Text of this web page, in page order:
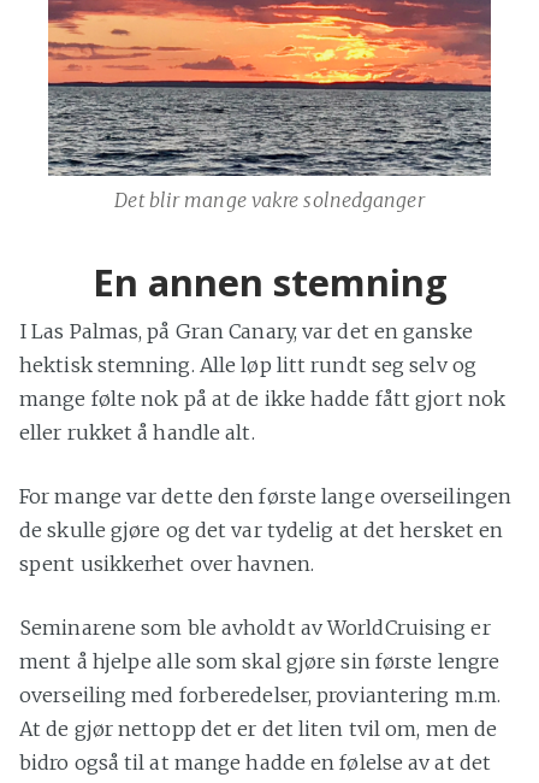
Det blir mange vakre solnedganger
En annen stemning
I Las Palmas, på Gran Canary, var det en ganske
hektisk stemning. Alle løp litt rundt seg selv og
mange følte nok på at de ikke hadde fått gjort nok
eller rukket å handle alt.
For mange var dette den første lange overseilingen
de skulle gjøre og det var tydelig at det hersket en
spent usikkerhet over havnen.
Seminarene som ble avholdt av WorldCruising er
ment å hjelpe alle som skal gjøre sin første lengre
overseiling med forberedelser, proviantering m.m.
At de gjør nettopp det er det liten tvil om, men de
bidro også til at mange hadde en følelse av at det